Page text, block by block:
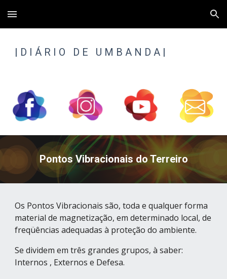
Skip to main content Skip to navigation
| D I Á R I O   D E   U M B A N D A |
Pontos Vibracionais do Terreiro
Os Pontos Vibracionais são, toda e qualquer forma
material de magnetização, em determinado local, de
freqüências adequadas à proteção do ambiente.
Se dividem em três grandes grupos, à saber:
Internos , Externos e Defesa.